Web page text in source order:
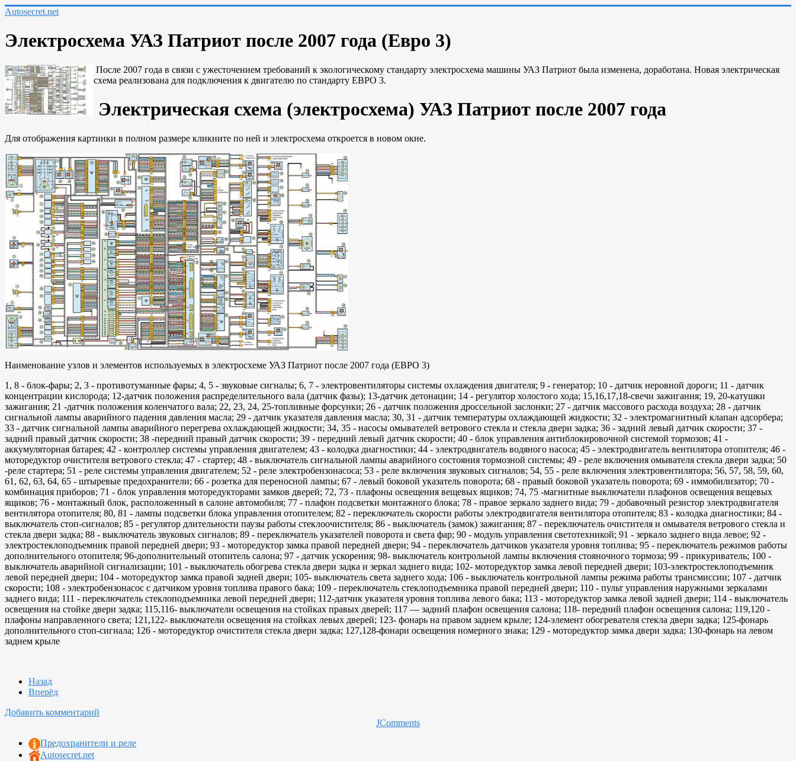
Autosecret.net
Электросхема УАЗ Патриот после 2007 года (Евро 3)
После 2007 года в связи с ужесточением требований к экологическому стандарту электросхема машины УАЗ Патриот была изменена, доработана. Новая электрическая
схема реализована для подключения к двигателю по стандарту ЕВРО 3.
Электрическая схема (электросхема) УАЗ Патриот после 2007 года
Для отображения картинки в полном размере кликните по ней и электросхема откроется в новом окне.
Наименование узлов и элементов используемых в электросхеме УАЗ Патриот после 2007 года (ЕВРО 3)
1, 8 - блок-фары; 2, 3 - противотуманные фары; 4, 5 - звуковые сигналы; 6, 7 - электровентиляторы системы охлаждения двигателя; 9 - генератор; 10 - датчик неровной дороги; 11 - датчик
концентрации кислорода; 12-датчик положения распределительного вала (датчик фазы); 13-датчик детонации; 14 - регулятор холостого хода; 15,16,17,18-свечи зажигания; 19, 20-катушки
зажигания; 21 -датчик положения коленчатого вала; 22, 23, 24, 25-топливные форсунки; 26 - датчик положения дроссельной заслонки; 27 - датчик массового расхода воздуха; 28 - датчик
сигнальной лампы аварийного падения давления масла; 29 - датчик указателя давления масла; 30, 31 - датчик температуры охлаждающей жидкости; 32 - электромагнитный клапан адсорбера;
33 - датчик сигнальной лампы аварийного перегрева охлаждающей жидкости; 34, 35 - насосы омывателей ветрового стекла и стекла двери задка; 36 - задний левый датчик скорости; 37 -
задний правый датчик скорости; 38 -передний правый датчик скорости; 39 - передний левый датчик скорости; 40 - блок управления антиблокировочной системой тормозов; 41 -
аккумуляторная батарея; 42 - контроллер системы управления двигателем; 43 - колодка диагностики; 44 - электродвигатель водяного насоса; 45 - электродвигатель вентилятора отопителя; 46 -
моторедуктор очистителя ветрового стекла; 47 - стартер; 48 - выключатель сигнальной лампы аварийного состояния тормозной системы; 49 - реле включения омывателя стекла двери задка; 50
-реле стартера; 51 - реле системы управления двигателем; 52 - реле электробензонасоса; 53 - реле включения звуковых сигналов; 54, 55 - реле включения электровентилятора; 56, 57, 58, 59, 60,
61, 62, 63, 64, 65 - штыревые предохранители; 66 - розетка для переносной лампы; 67 - левый боковой указатель поворота; 68 - правый боковой указатель поворота; 69 - иммобилизатор; 70 -
комбинация приборов; 71 - блок управления моторедукторами замков дверей; 72, 73 - плафоны освещения вещевых ящиков; 74, 75 -магнитные выключатели плафонов освещения вещевых
ящиков; 76 - монтажный блок, расположенный в салоне автомобиля; 77 - плафон подсветки монтажного блока; 78 - правое зеркало заднего вида; 79 - добавочный резистор электродвигателя
вентилятора отопителя; 80, 81 - лампы подсветки блока управления отопителем; 82 - переключатель скорости работы электродвигателя вентилятора отопителя; 83 - колодка диагностики; 84 -
выключатель стоп-сигналов; 85 - регулятор длительности паузы работы стеклоочистителя; 86 - выключатель (замок) зажигания; 87 - переключатель очистителя и омывателя ветрового стекла и
стекла двери задка; 88 - выключатель звуковых сигналов; 89 - переключатель указателей поворота и света фар; 90 - модуль управления светотехникой; 91 - зеркало заднего вида левое; 92 -
электростеклоподъемник правой передней двери; 93 - моторедуктор замка правой передней двери; 94 - переключатель датчиков указателя уровня топлива; 95 - переключатель режимов работы
дополнительного отопителя; 96-дополнительный отопитель салона; 97 - датчик ускорения; 98- выключатель контрольной лампы включения стояночного тормоза; 99 - прикуриватель; 100 -
выключатель аварийной сигнализации; 101 - выключатель обогрева стекла двери задка и зеркал заднего вида; 102- моторедуктор замка левой передней двери; 103-электростеклоподъемник
левой передней двери; 104 - моторедуктор замка правой задней двери; 105- выключатель света заднего хода; 106 - выключатель контрольной лампы режима работы трансмиссии; 107 - датчик
скорости; 108 - электробензонасос с датчиком уровня топлива правого бака; 109 - переключатель стеклоподъемника правой передней двери; 110 - пульт управления наружными зеркалами
заднего вида; 111 - переключатель стеклоподъемника левой передней двери; 112-датчик указателя уровня топлива левого бака; 113 - моторедуктор замка левой задней двери; 114 - выключатель
освещения на стойке двери задка; 115,116- выключатели освещения на стойках правых дверей; 117 — задний плафон освещения салона; 118- передний плафон освещения салона; 119,120 -
плафоны направленного света; 121,122- выключатели освещения на стойках левых дверей; 123- фонарь на правом заднем крыле; 124-элемент обогревателя стекла двери задка; 125-фонарь
дополнительного стоп-сигнала; 126 - моторедуктор очистителя стекла двери задка; 127,128-фонари освещения номерного знака; 129 - моторедуктор замка двери задка; 130-фонарь на левом
заднем крыле
Назад
Вперёд
Добавить комментарий
JComments
Предохранители и реле
Autosecret.net